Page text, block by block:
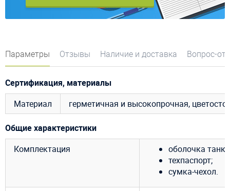
Параметры Отзывы Наличие и доставка Вопрос-
Сертификация, материалы
Материал
герметичная и высокопрочная,
Общие характеристики
Комплектация
оболочка
техпаспорт;
сумка-чехол.